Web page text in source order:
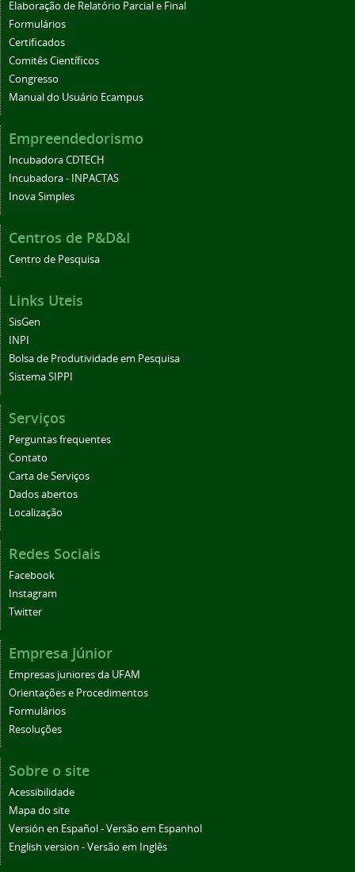
Elaboração de Relatório Parcial e Final
Formulários
Certificados
Comitês Científicos
Congresso
Manual do Usuário Ecampus
Empreendedorismo
Incubadora CDTECH
Incubadora - INPACTAS
Inova Simples
Centros de P&D&I
Centro de Pesquisa
Links Uteis
SisGen
INPI
Bolsa de Produtividade em Pesquisa
Sistema SIPPI
Serviços
Perguntas frequentes
Contato
Carta de Serviços
Dados abertos
Localização
Redes Sociais
Facebook
Instagram
Twitter
Empresa Júnior
Empresas juniores da UFAM
Orientações e Procedimentos
Formulários
Resoluções
Sobre o site
Acessibilidade
Mapa do site
Versión en Español - Versão em Espanhol
English version - Versão em Inglês